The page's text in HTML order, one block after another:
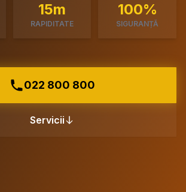
15m
RAPIDITATE
100%
SIGURANȚĂ
022 800 800
Servicii